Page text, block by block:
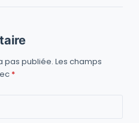
pas publiée. Les champs
*